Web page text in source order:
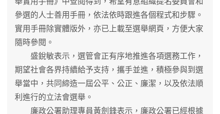
參選的人士善用手冊，依法依時跟進各個程式和步驟。
實用手冊除實體版外，亦已上載至選舉網頁，方便大家
隨時參閱。
盛銳敏表示，選管會正有序地推進各項選務工作，
期望社會各界持續給予支持，攜手並進，積極參與到選
舉當中，共同締造一屆公平、公正、廉潔，以及依法順
利進行的立法會選舉。
廉政公署助理專員黃劍鋒表示，廉政公署已經根據